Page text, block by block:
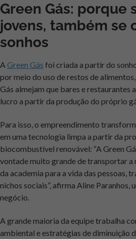
Green Gás: porque
jovens, também se
sonhos
A Green Gás foi criada a partir do
por meio do uso de restos de
Gás almejam que bares e restaurantes
lucro a partir da produção do próprio
Para isso, o empreendimento
em uma tecnologia limpa a partir da
biocombustível renovável: “A Green
vontade muito grande de transportar a
da academia para a vida das pessoas,
nichos sociais”, afirma Aline Paranhos,
negócio.
A grande maioria da equipe trabalha
ambiental e estratégias de diminuição